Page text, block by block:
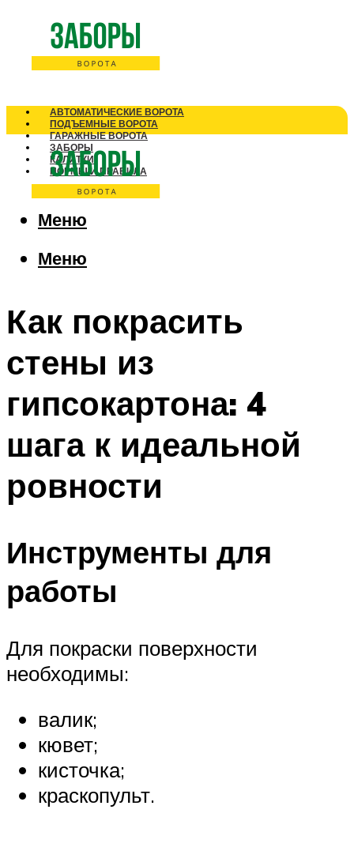
АВТОМАТИЧЕСКИЕ ВОРОТА
ПОДЪЕМНЫЕ ВОРОТА
ГАРАЖНЫЕ ВОРОТА
ЗАБОРЫ
КАЛИТКИ
НОРМЫ И ПРАВИЛА
Меню
Меню
Как покрасить
стены из
гипсокартона: 4
шага к идеальной
ровности
Инструменты для
работы
Для покраски поверхности
необходимы:
валик;
кювет;
кисточка;
краскопульт.